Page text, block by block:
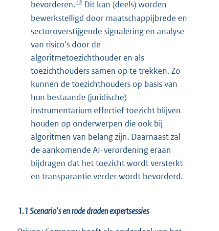
bevorderen.
Dit kan (deels) worden
bewerkstelligd door maatschappijbrede en
sectoroverstijgende signalering en analyse
van risico’s door de
algoritmetoezichthouder en als
toezichthouders samen op te trekken. Zo
kunnen de toezichthouders op basis van
hun bestaande (juridische)
instrumentarium effectief toezicht blijven
houden op onderwerpen die ook bij
algoritmen van belang zijn. Daarnaast zal
de aankomende AI-verordening eraan
bijdragen dat het toezicht wordt versterkt
en transparantie verder wordt bevorderd.
1.1 Scenario’s en rode draden expertsessies